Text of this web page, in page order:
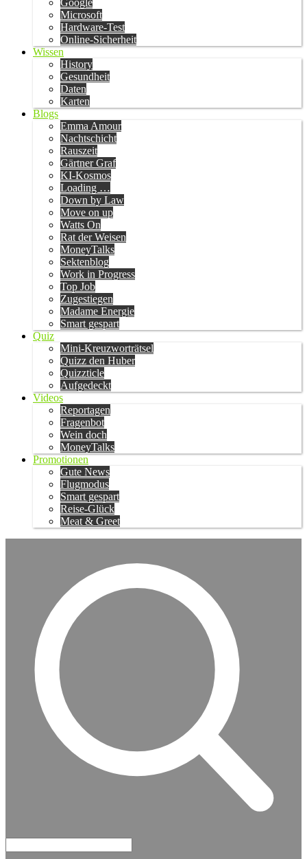
Google
Microsoft
Hardware-Test
Online-Sicherheit
Wissen
History
Gesundheit
Daten
Karten
Blogs
Emma Amour
Nachtschicht
Rauszeit
Gärtner Graf
KI-Kosmos
Loading …
Down by Law
Move on up
Watts On
Rat der Weisen
MoneyTalks
Sektenblog
Work in Progress
Top Job
Zugestiegen
Madame Energie
Smart gespart
Quiz
Mini-Kreuzworträtsel
Quizz den Huber
Quizzticle
Aufgedeckt
Videos
Reportagen
Fragenbot
Wein doch
MoneyTalks
Promotionen
Gute News
Flugmodus
Smart gespart
Reise-Glück
Meat & Greet